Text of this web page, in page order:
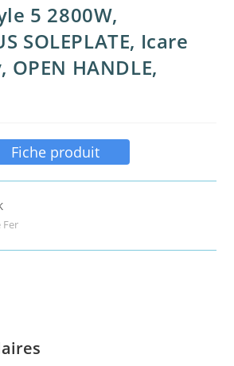
5 2800W,
SOLEPLATE, Icare
HANDLE,
Fiche produit
Fer